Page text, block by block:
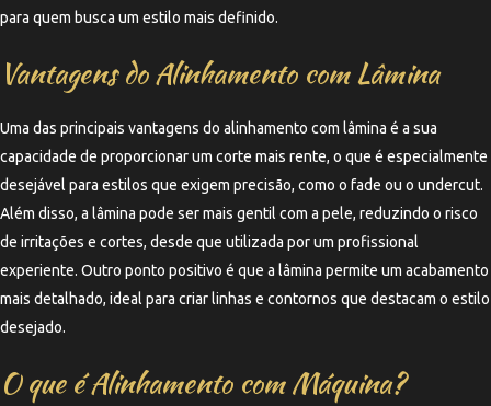
para quem busca um estilo mais definido.
Vantagens do Alinhamento com Lâmina
Uma das principais vantagens do alinhamento com lâmina é a sua
capacidade de proporcionar um corte mais rente, o que é especialmente
desejável para estilos que exigem precisão, como o fade ou o undercut.
Além disso, a lâmina pode ser mais gentil com a pele, reduzindo o risco
de irritações e cortes, desde que utilizada por um profissional
experiente. Outro ponto positivo é que a lâmina permite um acabamento
mais detalhado, ideal para criar linhas e contornos que destacam o estilo
desejado.
O que é Alinhamento com Máquina?